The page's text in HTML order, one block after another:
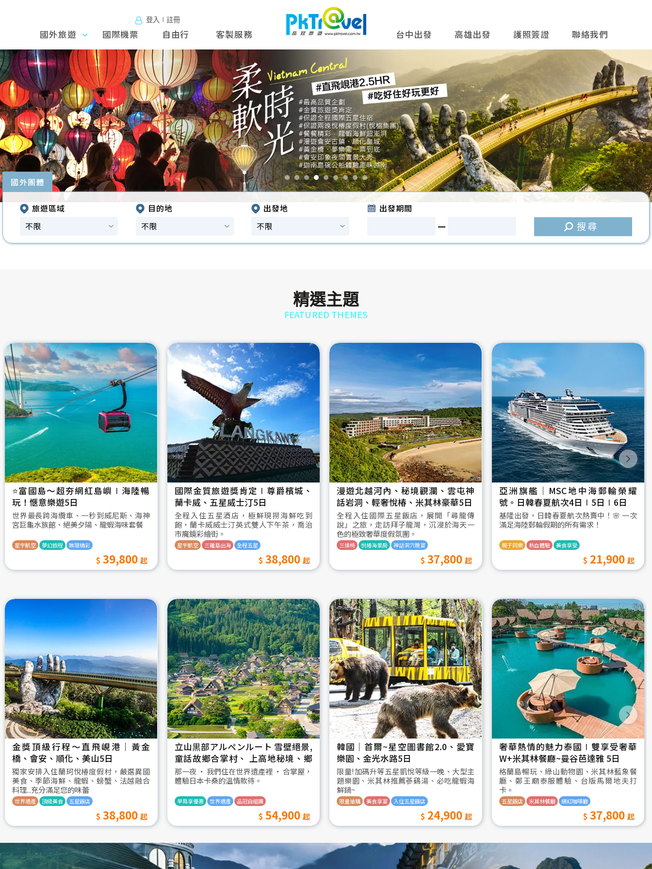
登入∣註冊
國外旅
遊
國外旅遊 國際機票 自由行 客製服務 台中出發 高雄出發 護照簽證 聯絡我們
往前 往後
國外團體
旅遊區域 目的地 出發地 出發期間
精選主題
FEATURED THEMES
⭐️富國島～超夯網紅島嶼∣海陸暢
玩！愜意樂遊5日
世界最長跨海纜車、一秒到威尼斯、海神
宮巨龜水族館、絕美夕陽、龍蝦海味套餐
星宇航空 夢幻旅程 無限精彩
39,800
國際金質旅遊獎肯定∣尊爵檳城、
蘭卡威、五星威士汀5日
全程入住五星酒店，極鮮現撈海鮮吃到
飽，蘭卡威威士汀英式雙人下午茶，喬治
市魔鏡彩繪街。
星宇航空 三離島出海 全程五星
38,800
漫遊北越河內、秘境觀瀾、雲屯神
話岩洞、輕奢悅椿、米其林豪華5日
全程入住國際五星飯店，展開「尋龍傳
說」之旅，走訪拜子龍灣，沉浸於海天一
色的極致奢華度假氛圍。
三排椅 悦椿海景房 神話洞穴晚宴
37,800
亞洲旗艦｜MSC地中海郵輪榮耀
號。日韓春夏航次4日∣5日∣6日
基隆出發，日韓春夏航次熱賣中！🌸 一次
滿足海陸郵輪假期的所有需求！
親子同樂 熱血體驗 美食享受
21,900
金獎頂級行程～直飛峴港｜黃金
橋、會安、順化、美山5日
獨家安排入住蘭珂悅椿度假村，嚴選異國
美食、季節海鮮、龍蝦、螃蟹、法越融合
料理...充分滿足您的味蕾
世界遺產 頂級美食 五星飯店
38,800
立山黒部アルペンルート 雪壁絕景,
童話故鄉合掌村、 上高地秘境、鄉
村古街町5日
那一夜 ‧ 我們住在世界遺產裡 ‧ 合掌屋，
體驗日本卡桑的溫情款待。
早鳥享優惠 世界遺產 品冠自組團
54,900
韓國│首爾~星空圖書館2.0、愛寶
樂園、金光水路5日
限量!加碼升等五星凱悅等級一晚、大型主
題樂園、米其林推薦蔘鷄湯、必吃龍蝦海
鮮鍋~
限量搶購 美食享宴 入住五星飯店
24,900
奢華熱情的魅力泰國∣雙享受奢華
W+米其林餐廳~曼谷芭達雅 5日
格蘭島暢玩、綠山動物園、米其林藍象餐
廳、鄭王廟泰服體驗、台版馬爾地夫打
卡。
五星飯店 米其林餐廳 網紅咖啡廳
37,800